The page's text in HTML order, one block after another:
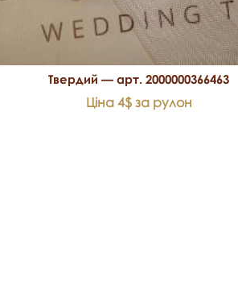
Твердий — арт. 2000000366463
Ціна 4$ за рулон